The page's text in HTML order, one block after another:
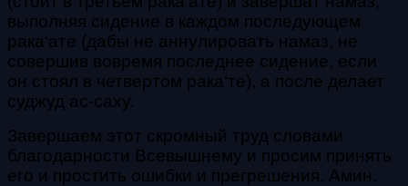
выполняя сидение в каждом последующем
рака‘ате (дабы не аннулировать намаз, не
совершив вовремя последнее сидение, если
он стоял в четвертом рака‘те), а после делает
суджуд ас-саху.
Завершаем этот скромный труд словами
благодарности Всевышнему и просим принять
его и простить ошибки и прегрешения. Амин.